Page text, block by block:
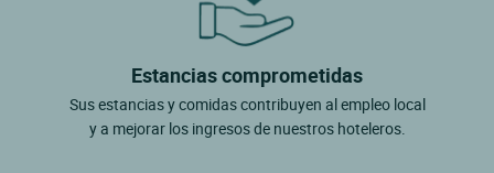
Estancias comprometidas
Sus estancias y comidas contribuyen al empleo local
y a mejorar los ingresos de nuestros hoteleros.